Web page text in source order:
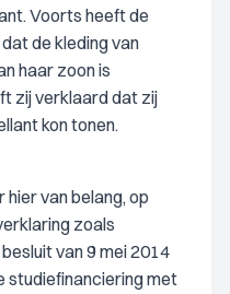
Voorts heeft de
de kleding van
haar zoon is
zij verklaard dat zij
kon tonen.
van belang, op
zoals
van 9 mei 2014
studiefinanciering met